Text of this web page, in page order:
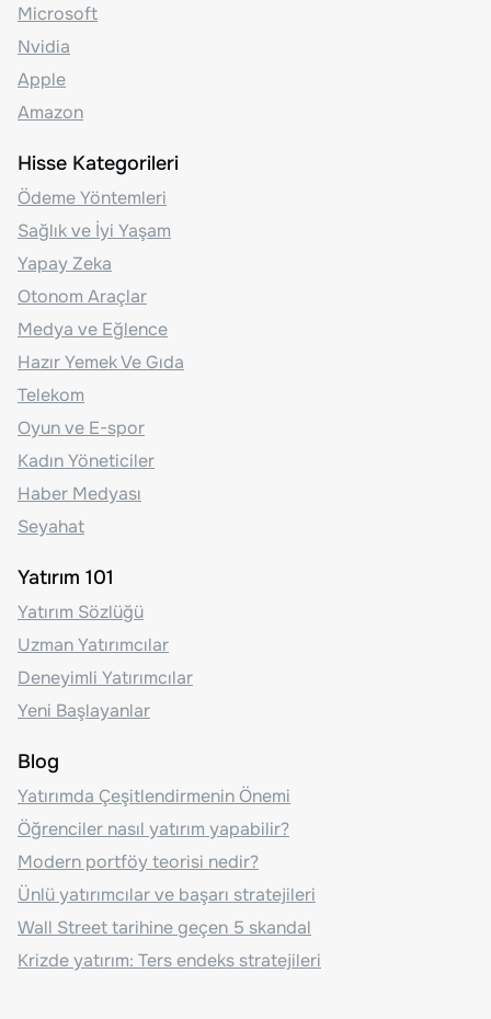
Microsoft
Nvidia
Apple
Amazon
Hisse Kategorileri
Ödeme Yöntemleri
Sağlık ve İyi Yaşam
Yapay Zeka
Otonom Araçlar
Medya ve Eğlence
Hazır Yemek Ve Gıda
Telekom
Oyun ve E-spor
Kadın Yöneticiler
Haber Medyası
Seyahat
Yatırım 101
Yatırım Sözlüğü
Uzman Yatırımcılar
Deneyimli Yatırımcılar
Yeni Başlayanlar
Blog
Yatırımda Çeşitlendirmenin Önemi
Öğrenciler nasıl yatırım yapabilir?
Modern portföy teorisi nedir?
Ünlü yatırımcılar ve başarı stratejileri
Wall Street tarihine geçen 5 skandal
Krizde yatırım: Ters endeks stratejileri